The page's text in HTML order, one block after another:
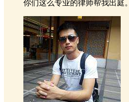
你们这么专业的律师帮我出庭。